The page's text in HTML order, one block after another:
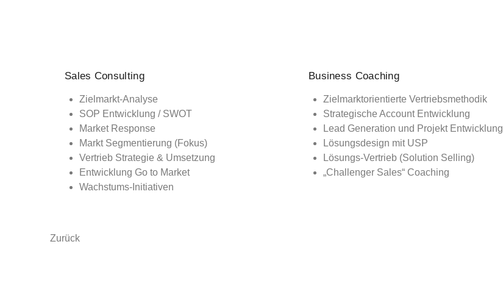
Sales Consulting
Zielmarkt-Analyse
SOP Entwicklung / SWOT
Market Response
Markt Segmentierung (Fokus)
Vertrieb Strategie & Umsetzung
Entwicklung Go to Market
Wachstums-Initiativen
Business Coaching
Zielmarktorientierte Vertriebsmethodik
Strategische Account Entwicklung
Lead Generation und Projekt Entwicklung
Lösungsdesign mit USP
Lösungs-Vertrieb (Solution Selling)
„Challenger Sales“ Coaching
Zurück